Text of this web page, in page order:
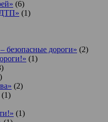
(6)
(1)
безопасные дороги» (2)
(1)
(2)
(1)
(1)